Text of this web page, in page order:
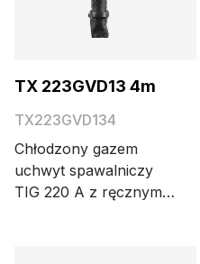
TX 223GVD13 4m
TX223GVD134
Chłodzony gazem
uchwyt spawalniczy
TIG 220 A z ręcznym